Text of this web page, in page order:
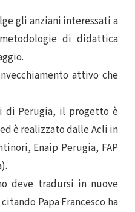
gli anziani interessati a
di didattica
attivo che
di Perugia, il progetto è
è realizzato dalle Acli in
Enaip Perugia, FAP
deve tradursi in nuove
Papa Francesco ha